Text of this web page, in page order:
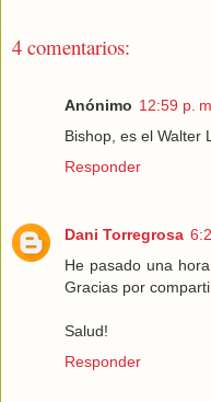
4 comentarios:
Anónimo 12:59 p. m.
Bishop, es el Walter
Responder
Dani Torregrosa
He pasado una
Gracias por
Salud!
Responder